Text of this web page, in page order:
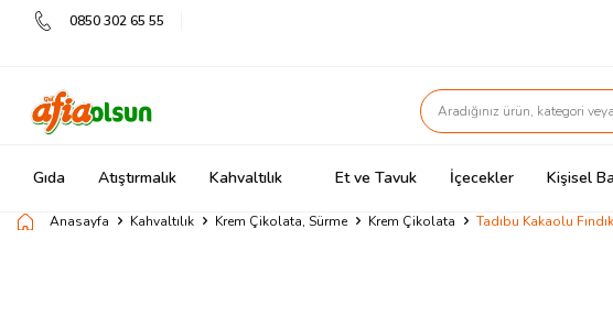
0850 302 65 55
Gıda Atıştırmalık Kahvaltılık Et ve Tavuk İçecekler Kişisel
Anasayfa Kahvaltılık Krem Çikolata, Sürme Krem Çikolata Tadıbu Kakaolu